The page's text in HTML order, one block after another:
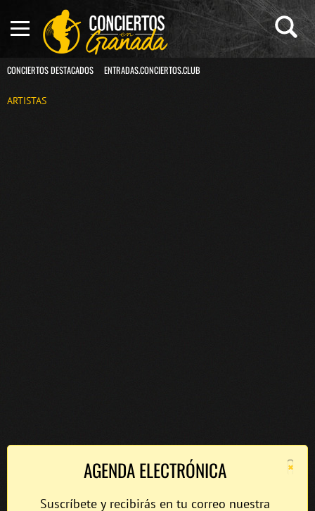
CONCIERTOS DESTACADOS ENTRADAS.CONCIERTOS.CLUB
ARTISTAS
×
AGENDA ELECTRÓNICA
Suscríbete y recibirás en tu correo nuestra